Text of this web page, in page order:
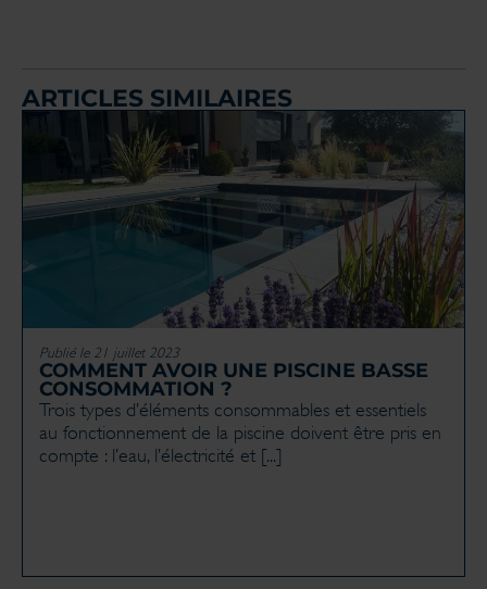
ARTICLES SIMILAIRES
Publié le 21 juillet 2023
COMMENT AVOIR UNE PISCINE BASSE
CONSOMMATION ?
Trois types d’éléments consommables et essentiels
au fonctionnement de la piscine doivent être pris en
compte : l’eau, l’électricité et [...]